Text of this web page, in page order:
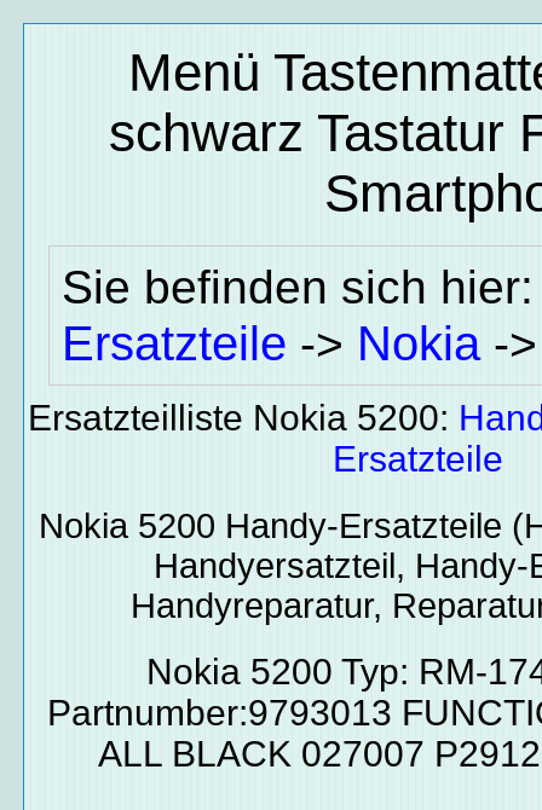
Menü
schwarz Tastatur
Sie befinden sich
Ersatzteile -> Nokia-
Ersatzteilliste Nokia 5200:
Ersatzteile
Nokia 5200 Handy-Ersatzteile
Handyersatzteil, Handy-
Handyreparatur,
Nokia 5200 Typ: RM-
Partnumber:9793013
ALL BLACK 027007